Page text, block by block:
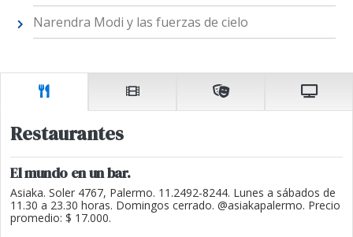
Narendra Modi y las fuerzas de cielo
Restaurantes
El mundo en un bar.
Asiaka. Soler 4767, Palermo. 11.2492-8244. Lunes a sábados de
11.30 a 23.30 horas. Domingos cerrado. @asiakapalermo. Precio
promedio: $ 17.000.